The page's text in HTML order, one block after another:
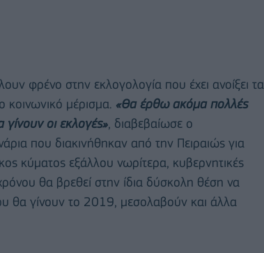
φρένο στην εκλογολογία που έχει ανοίξει τα
κοινωνικό μέρισμα. «Θα έρθω ακόμα πολλές
οι εκλογές» , διαβεβαίωσε ο
που διακινήθηκαν από την Πειραιώς για
κύματος εξάλλου νωρίτερα, κυβερνητικές
θα βρεθεί στην ίδια δύσκολη θέση να
θα γίνουν το 2019, μεσολαβούν και άλλα